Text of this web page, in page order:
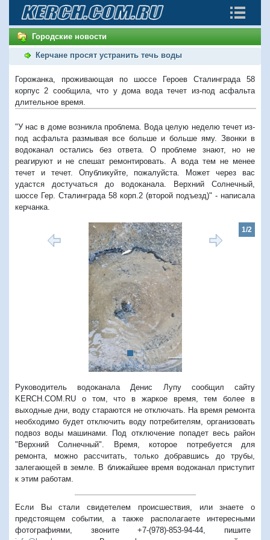
Городские новости
Керчане просят устранить течь воды
Горожанка, проживающая по шоссе Героев Сталинграда 58
корпус 2 сообщила, что у дома вода течет из-под асфальта
длительное время.
"У нас в доме возникла проблема. Вода целую неделю течет из-
под асфальта размывая все больше и больше яму. Звонки в
водоканал остались без ответа. О проблеме знают, но не
реагируют и не спешат ремонтировать. А вода тем не менее
течет и течет. Опубликуйте, пожалуйста. Может через вас
удастся достучаться до водоканала. Верхний Солнечный,
шоссе Гер. Сталинграда 58 корп.2 (второй подъезд)" - написала
керчанка.
1/2
Руководитель водоканала Денис Лупу сообщил сайту
KERCH.COM.RU о том, что в жаркое время, тем более в
выходные дни, воду стараются не отключать. На время ремонта
необходимо будет отключить воду потребителям, организовать
подвоз воды машинами. Под отключение попадет весь район
"Верхний Солнечный". Время, которое потребуется для
ремонта, можно рассчитать, только добравшись до трубы,
залегающей в земле. В ближайшее время водоканал приступит
к этим работам.
Если Вы стали свидетелем происшествия, или знаете о
предстоящем событии, а также располагаете интересными
фотографиями, звоните +7-(978)-853-94-44, пишите